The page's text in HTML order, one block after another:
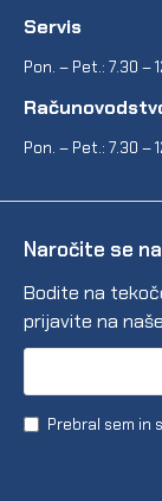
Servis
Pon. – Pet.: 7.30 –
Pon. – Pet.: 7.30 –
Naročite se
Bodite na
prijavite na
Prebral sem in